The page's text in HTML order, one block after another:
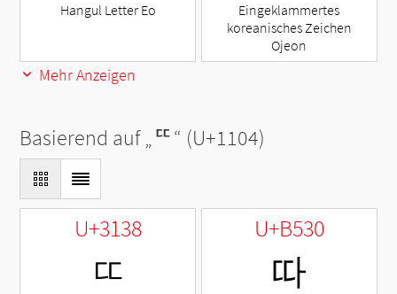
Hangul Letter Eo
Eingeklammertes
koreanisches Zeichen
Ojeon
Mehr Anzeigen
Basierend auf „ᄄ“ (U+1104)
U+3138
ㄸ
U+B530
따